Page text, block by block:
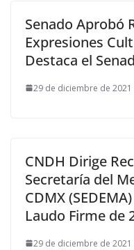
Senado Aprobó
Expresiones
Destaca el
29 de diciembre de 2021
CNDH Dirige
Secretaría del
CDMX
Laudo Firme de
29 de diciembre de 2021